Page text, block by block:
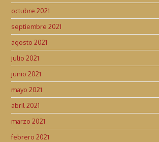
octubre 2021
septiembre 2021
agosto 2021
julio 2021
junio 2021
mayo 2021
abril 2021
marzo 2021
febrero 2021